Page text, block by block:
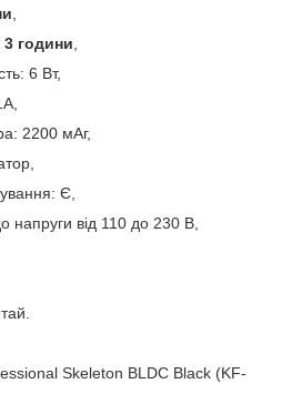
3 години
6 Вт,
2200 мАг,
Є,
напруги від 110 до 230 В,
Skeleton BLDC Black (KF-